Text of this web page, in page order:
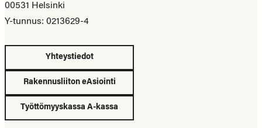
00531 Helsinki
Y-tunnus: 0213629-4
Yhteystiedot
Rakennusliiton eAsiointi
Työttömyyskassa A-kassa